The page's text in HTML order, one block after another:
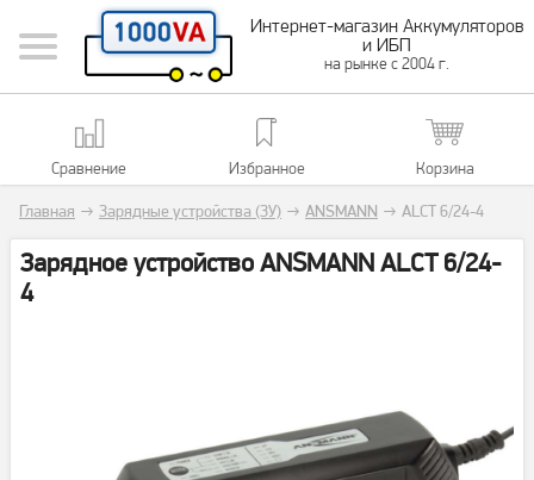
Интернет-магазин Аккумуляторов
и ИБП
на рынке с 2004 г.
Сравнение Избранное Корзина
Главная → Зарядные устройства (ЗУ) → ANSMANN → ALCT 6/24-4
Зарядное устройство ANSMANN ALCT 6/24-
4